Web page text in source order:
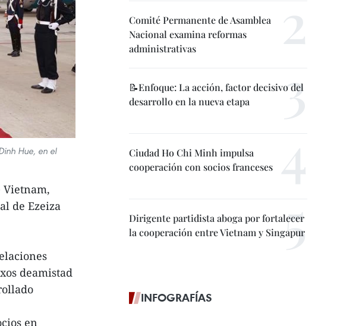
Hue, en el
Vietnam,
de Ezeiza
deamistad
en
Comité Permanente de Asamblea
Nacional examina reformas
administrativas
📝Enfoque: La acción, factor decisivo del
desarrollo en la nueva etapa
Ciudad Ho Chi Minh impulsa
cooperación con socios franceses
Dirigente partidista aboga por fortalecer
la cooperación entre Vietnam y Singapur
INFOGRAFÍAS